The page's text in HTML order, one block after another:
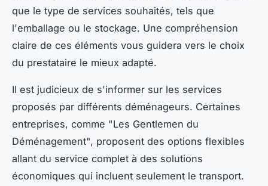
que le type de services souhaités, tels que
l'emballage ou le stockage. Une compréhension
claire de ces éléments vous guidera vers le choix
du prestataire le mieux adapté.
Il est judicieux de s'informer sur les services
proposés par différents déménageurs. Certaines
entreprises, comme "Les Gentlemen du
Déménagement", proposent des options flexibles
allant du service complet à des solutions
économiques qui incluent seulement le transport.